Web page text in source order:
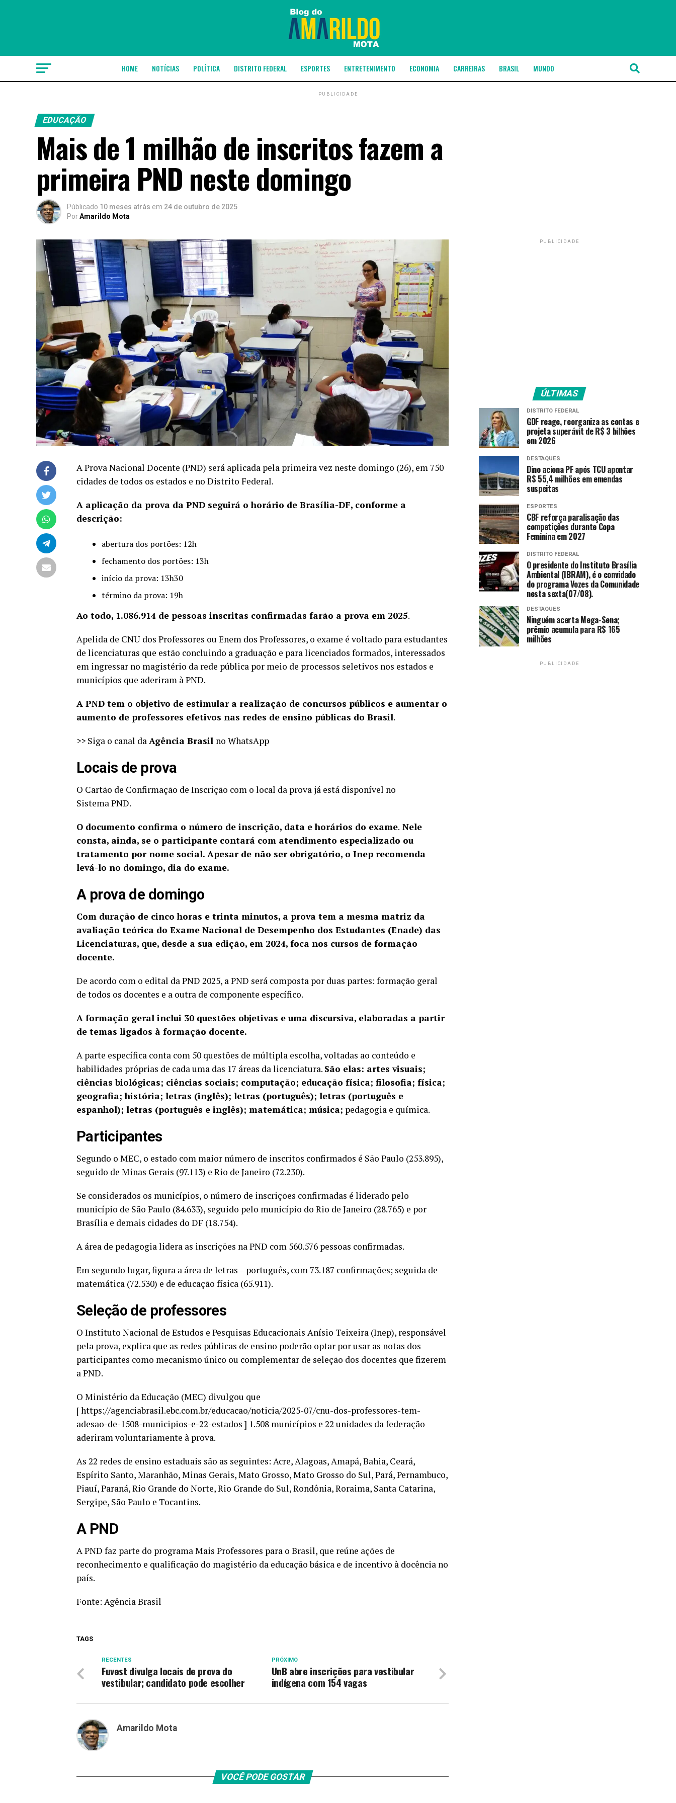
HOME NOTÍCIAS POLÍTICA DISTRITO FEDERAL ESPORTES ENTRETENIMENTO ECONOMIA CARREIRAS BRASIL MUNDO
PUBLICIDADE
EDUCAÇÃO
Mais de 1 milhão de inscritos fazem a
primeira PND neste domingo
Públicado 10 meses atrás em 24 de outubro de 2025
PorAmarildo Mota
AProva Nacional Docente (PND) será aplicada pela primeira vez neste domingo (26), em 750
cidades de todos os estados e no Distrito Federal.
A aplicação da prova da PND seguirá o horário de Brasília-DF, conforme a
descrição:
abertura dos portões: 12h
fechamento dos portões: 13h
início da prova: 13h30
término da prova: 19h
Ao todo, 1.086.914 de pessoas inscritas confirmadas farão a prova em 2025.
Apelida de CNU dos Professores ou Enem dos Professores, o exame é voltado para estudantes
de licenciaturas que estão concluindo a graduação e para licenciados formados, interessados
em ingressar no magistério da rede pública por meio de processos seletivos nos estados e
municípios que aderiram à PND.
A PND tem o objetivo de estimular a realização de concursos públicos e aumentar o
aumento de professores efetivos nas redes de ensino públicas do Brasil.
>> Siga o canal daAgência Brasil no WhatsApp
Locais de prova
O Cartão de Confirmação de Inscrição com o local da prova já está disponível no
Sistema PND.
O documento confirma o número de inscrição, data e horários do exame. Nele
consta, ainda, se o participante contará com atendimento especializado ou
tratamento por nome social. Apesar de não ser obrigatório, o Inep recomenda
levá-lo no domingo, dia do exame.
A prova de domingo
Com duração de cinco horas e trinta minutos, a prova tem a mesma matriz da
avaliação teórica do Exame Nacional de Desempenho dos Estudantes (Enade) das
Licenciaturas, que, desde a sua edição, em 2024, foca nos cursos de formação
docente.
De acordo com o edital da PND 2025, a PND será composta por duas partes: formação geral
de todos os docentes e a outra de componente específico.
A formação geral inclui 30 questões objetivas e uma discursiva, elaboradas a partir
de temas ligados à formação docente.
A parte específica conta com 50 questões de múltipla escolha, voltadas ao conteúdo e
habilidades próprias de cada uma das 17 áreas da licenciatura. São elas: artes visuais;
ciências biológicas; ciências sociais; computação; educação física; filosofia; física;
geografia; história; letras (inglês); letras (português); letras (português e
espanhol); letras (português e inglês); matemática; música; pedagogia e química.
Participantes
Segundo o MEC, o estado com maior número de inscritos confirmados é São Paulo (253.895),
seguido de Minas Gerais (97.113) e Rio de Janeiro (72.230).
Se considerados os municípios, o número de inscrições confirmadas é liderado pelo
município de São Paulo (84.633), seguido pelo município do Rio de Janeiro (28.765) e por
Brasília e demais cidades do DF (18.754).
A área de pedagogialidera as inscrições na PND com 560.576 pessoas confirmadas.
Em segundo lugar, figura a área de letras – português, com 73.187 confirmações; seguida de
matemática (72.530) e de educação física (65.911).
Seleção de professores
O Instituto Nacional de Estudos e Pesquisas Educacionais Anísio Teixeira (Inep), responsável
pela prova, explica que as redes públicas de ensino poderão optar por usar as notas dos
participantes como mecanismo único ou complementar de seleção dos docentes que fizerem
a PND.
O Ministério da Educação (MEC) divulgou que
[ https://agenciabrasil.ebc.com.br/educacao/noticia/2025-07/cnu-dos-professores-tem-
adesao-de-1508-municipios-e-22-estados ] 1.508 municípios e 22 unidades da federação
aderiram voluntariamente à prova.
As 22 redes de ensino estaduais são as seguintes: Acre, Alagoas, Amapá, Bahia, Ceará,
Espírito Santo, Maranhão, Minas Gerais, Mato Grosso, Mato Grosso do Sul, Pará, Pernambuco,
Piauí, Paraná, Rio Grande do Norte, Rio Grande do Sul, Rondônia, Roraima, Santa Catarina,
Sergipe, São Paulo e Tocantins.
A PND
A PND faz parte do programa Mais Professores para o Brasil, que reúne ações de
reconhecimento e qualificação do magistério da educação básica e de incentivo à docência no
país.
Fonte: Agência Brasil
TAGS
PRÓXIMO
UnB abre inscrições para vestibular
indígena com 154 vagas
RECENTES
Fuvest divulga locais de prova do
vestibular; candidato pode escolher
Amarildo Mota
VOCÊ PODE GOSTAR
PUBLICIDADE
ÚLTIMAS
DISTRITO FEDERAL
GDF reage, reorganiza as contas e
projeta superávit de R$ 3 bilhões
em 2026
DESTAQUES
Dino aciona PF após TCU apontar
R$ 55,4 milhões em emendas
suspeitas
ESPORTES
CBF reforça paralisação das
competições durante Copa
Feminina em 2027
DISTRITO FEDERAL
O presidente do Instituto Brasília
Ambiental (IBRAM), é o convidado
do programa Vozes da Comunidade
nesta sexta(07/08).
DESTAQUES
Ninguém acerta Mega-Sena;
prêmio acumula para R$ 165
milhões
PUBLICIDADE